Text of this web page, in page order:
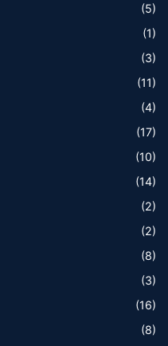
(5)
(1)
(3)
(11)
(4)
(17)
(10)
(14)
(2)
(2)
(8)
(3)
(16)
(8)